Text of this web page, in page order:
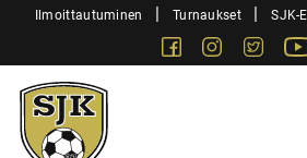
SiirryIlmoittautuminen | Turnaukset | SJK-
Facebook
Sjk-
Juniorit